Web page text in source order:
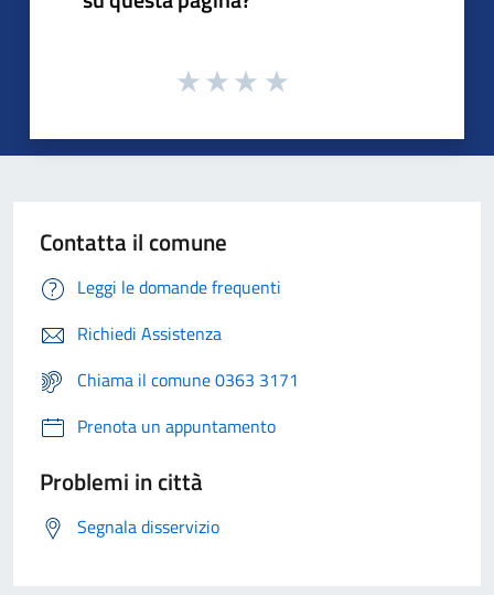
Contatta il comune
Leggi le domande frequenti
Richiedi Assistenza
Chiama il comune 0363 3171
Prenota un appuntamento
Problemi in città
Segnala disservizio